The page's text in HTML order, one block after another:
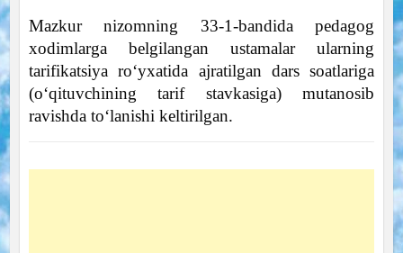
Mazkur nizomning 33-1-bandida pedagog
xodimlarga belgilangan ustamalar ularning
tarifikatsiya ro‘yxatida ajratilgan dars soatlariga
(o‘qituvchining tarif stavkasiga) mutanosib
ravishda to‘lanishi keltirilgan.